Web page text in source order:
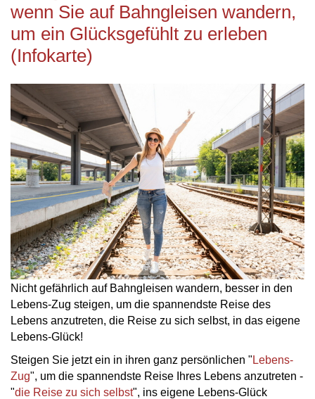
wenn Sie auf Bahngleisen wandern,
um ein Glücksgefühlt zu erleben
(Infokarte)
Nicht gefährlich auf Bahngleisen wandern, besser in den
Lebens-Zug steigen, um die spannendste Reise des
Lebens anzutreten, die Reise zu sich selbst, in das eigene
Lebens-Glück!
Steigen Sie jetzt ein in ihren ganz persönlichen " Lebens-
Zug", um die spannendste Reise Ihres Lebens anzutreten -
"die Reise zu sich selbst", ins eigene Lebens-Glück